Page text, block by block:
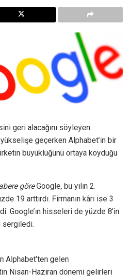
geri alacağını söyleyen
yükselişe geçerken Alphabet’in bir
büyüklüğünü ortaya koyduğu
göreGoogle, bu yılın 2.
19 arttırdı. Firmanın kârı ise 3
Google’ın hisseleri de yüzde 8’in
sergiledi.
Alphabet’ten gelen
Nisan-Haziran dönemi gelirleri